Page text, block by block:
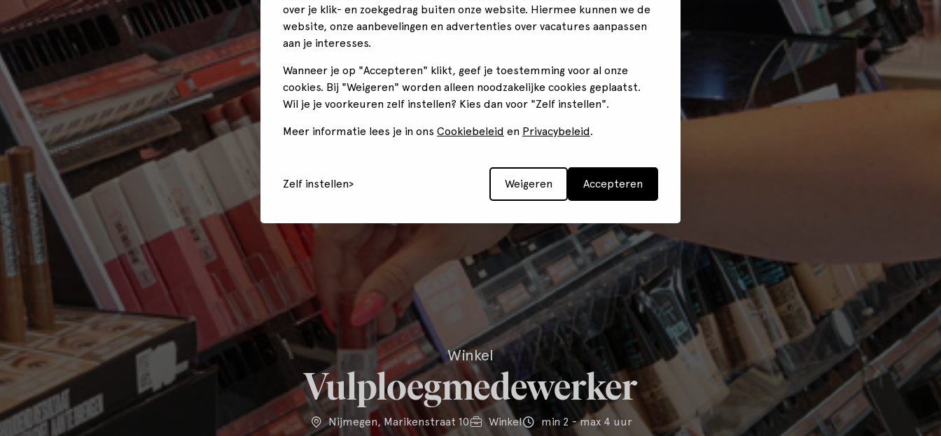
over je klik- en zoekgedrag buiten onze website. Hiermee kunnen we de
website, onze aanbevelingen en advertenties over vacatures aanpassen
aan je interesses.
Wanneer je op "Accepteren" klikt, geef je toestemming voor al onze
cookies. Bij "Weigeren" worden alleen noodzakelijke cookies geplaatst.
Wil je je voorkeuren zelf instellen? Kies dan voor "Zelf instellen".
Meer informatie lees je in ons Cookiebeleid en Privacybeleid.
Zelf instellen Weigeren Accepteren
Winkel
Vulploegmedewerker
Nijmegen, Marikenstraat 10 Winkel min 2 - max 4 uur